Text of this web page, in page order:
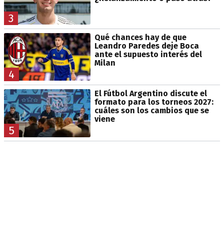
3
4
Qué chances hay de que
Leandro Paredes deje Boca
ante el supuesto interés del
Milan
5
El Fútbol Argentino discute el
formato para los torneos 2027:
cuáles son los cambios que se
viene